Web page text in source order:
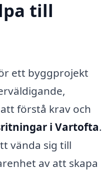
till
ett byggprojekt
förstå krav och
i Vartofta.
vända sig till
av att skapa